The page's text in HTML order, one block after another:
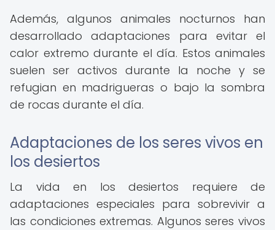
Además, algunos animales nocturnos han
desarrollado adaptaciones para evitar el
calor extremo durante el día. Estos animales
suelen ser activos durante la noche y se
refugian en madrigueras o bajo la sombra
de rocas durante el día.
Adaptaciones de los seres vivos en
los desiertos
La vida en los desiertos requiere de
adaptaciones especiales para sobrevivir a
las condiciones extremas. Algunos seres vivos